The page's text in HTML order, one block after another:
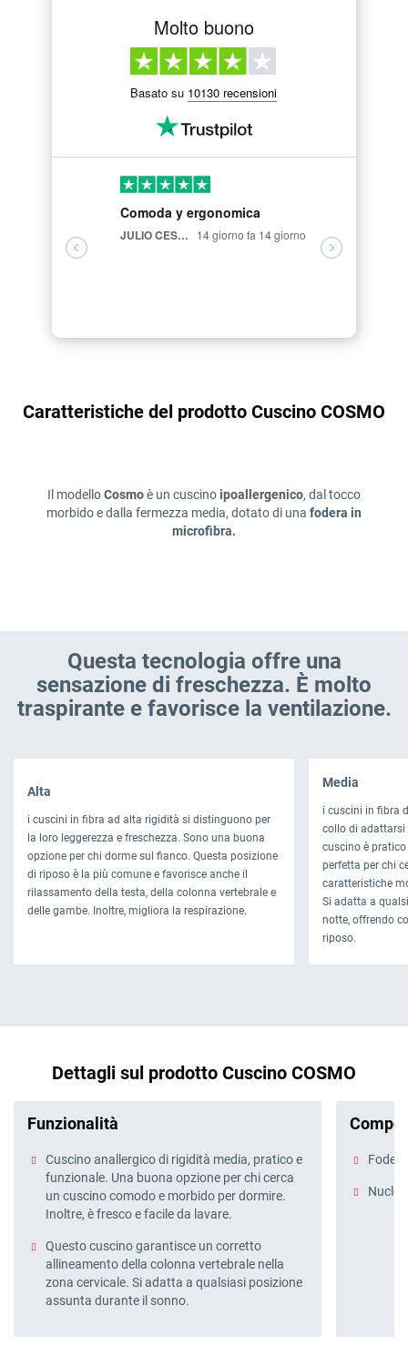
Molto buono
Basato su 10130 recensioni
Comoda y ergonomica
JULIO CESAR VELASCO CARRION, 14 giorno fa 14 giorno
Caratteristiche del prodotto Cuscino COSMO
Il modelloCosmoè un cuscinoipoallergenico, dal tocco
morbido e dalla fermezza media, dotato di una fodera in
microfibra.
Questa tecnologia offre una
sensazione di freschezza. È molto
traspirante e favorisce la ventilazione.
Alta
i cuscini in fibra ad alta rigidità si distinguono per
la loro leggerezza e freschezza. Sono una buona
opzione per chi dorme sul fianco. Questa posizione
di riposo è la più comune e favorisce anche il
rilassamento della testa, della colonna vertebrale e
delle gambe. Inoltre, migliora la respirazione.
Media
i cuscini in fibra
collo di adattarsi
cuscino è
perfetta per chi
caratteristiche
Si adatta a
notte, offrendo
riposo.
Dettagli sul prodotto Cuscino COSMO
Funzionalità
Cuscino anallergico di rigidità media, pratico e
funzionale. Una buona opzione per chi cerca
un cuscino comodo e morbido per dormire.
Inoltre, è fresco e facile da lavare.
Questo cuscino garantisce un corretto
allineamento della colonna vertebrale nella
zona cervicale. Si adatta a qualsiasi posizione
assunta durante il sonno.